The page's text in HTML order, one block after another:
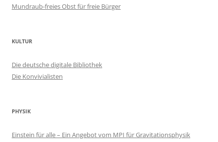
Mundraub-freies Obst für freie Bürger
KULTUR
Die deutsche digitale Bibliothek
Die Konvivialisten
PHYSIK
Einstein für alle – Ein Angebot vom MPI für Gravitationsphysik